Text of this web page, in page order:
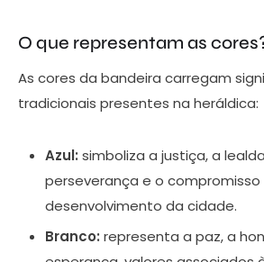
O que representam as
As cores da bandeira carregam
tradicionais presentes na heráldica:
Azul: simboliza a justiça, a
perseverança e o
desenvolvimento da cidade.
Branco: representa a paz, a